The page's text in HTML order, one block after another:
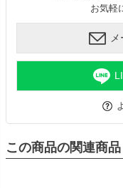
お気軽
この商品の関連商品